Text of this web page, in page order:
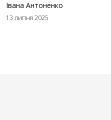
Івана Антоненко
13 липня 2025